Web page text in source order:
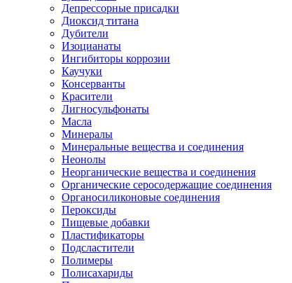
Депрессорные присадки
Диоксид титана
Дубители
Изоцианаты
Ингибиторы коррозии
Каучуки
Консерванты
Красители
Лигносульфонаты
Масла
Минералы
Минеральные вещества и соединения
Неонолы
Неорганические вещества и соединения
Органические серосодержащие соединения
Органосиликоновые соединения
Пероксиды
Пищевые добавки
Пластификаторы
Подсластители
Полимеры
Полисахариды